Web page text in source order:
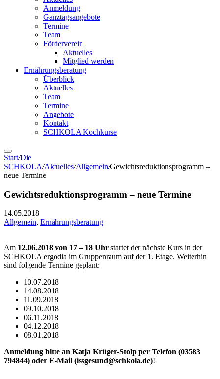
Anmeldung
Ganztagsangebote
Termine
Team
Förderverein
Aktuelles
Mitglied werden
Ernährungsberatung
Überblick
Aktuelles
Team
Termine
Angebote
Kontakt
SCHKOLA Kochkurse
Start/Die
SCHKOLA/Aktuelles/Allgemein/Gewichtsreduktionsprogramm –
neue Termine
Gewichtsreduktionsprogramm – neue Termine
14.05.2018
Allgemein, Ernährungsberatung
Am 12.06.2018 von 17 – 18 Uhr startet der nächste Kurs in der
SCHKOLA ergodia im Gruppenraum auf der 1. Etage. Weiterhin
sind folgende Termine geplant:
10.07.2018
14.08.2018
11.09.2018
09.10.2018
06.11.2018
04.12.2018
08.01.2018
Anmeldung bitte an Katja Krüger-Stolp per Telefon (03583
794844) oder E-Mail (issgesund@schkola.de)!